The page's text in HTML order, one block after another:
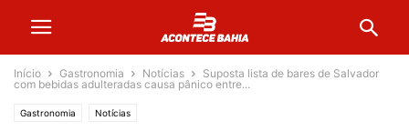
Início Gastronomia Notícias
Suposta lista de bares de Salvador
com bebidas adulteradas causa pânico entre...
Gastronomia Notícias